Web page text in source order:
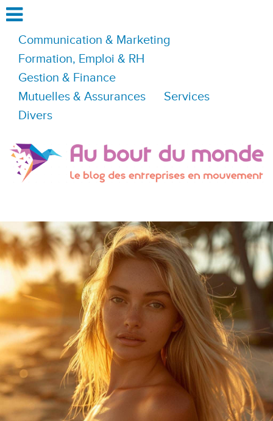
Communication & Marketing
Formation, Emploi & RH
Gestion & Finance
Mutuelles & Assurances
Services
Divers